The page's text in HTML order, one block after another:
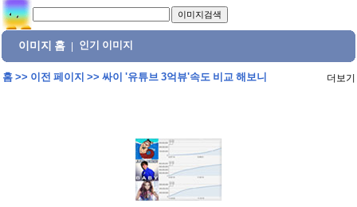
이미지 홈 인기 이미지
홈>> 이전 페이지 >> 싸이 '유튜브 3억뷰'속도 비교 해보니 더보기